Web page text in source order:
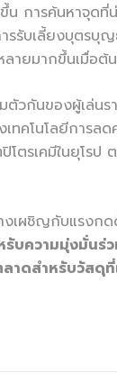
ารค้นหาจุดที่น่
บเลี้ยงบุตรบุญ
ายมากขึ้นเมื่อต้
วกันของผู้เล่
โนโลยีการล
เคมีในยุโรป
เผชิญกับแรงก
รับความมุ่งมั่นร่
าดสำหรับวัสดุ